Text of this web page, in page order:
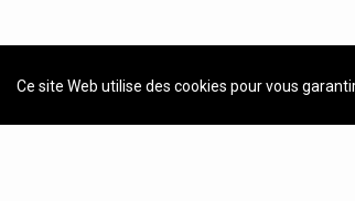
Ce site Web utilise des cookies pour vous